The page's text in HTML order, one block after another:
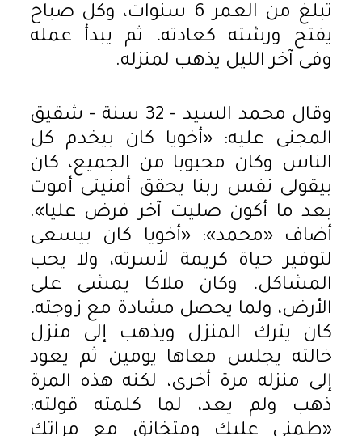
تبلغ من العمر 6 سنوات، وكل صباح
يفتح ورشته كعادته، ثم يبدأ عمله
وفى آخر الليل يذهب لمنزله.
وقال محمد السيد - 32 سنة - شقيق
المجنى عليه: «أخويا كان بيخدم كل
الناس وكان محبوبا من الجميع، كان
بيقولى نفس ربنا يحقق أمنيتى أموت
بعد ما أكون صليت آخر فرض عليا».
أضاف «محمد»: «أخويا كان بيسعى
لتوفير حياة كريمة لأسرته، ولا يحب
المشاكل، وكان ملاكا يمشى على
الأرض، ولما يحصل مشادة مع زوجته،
كان يترك المنزل ويذهب إلى منزل
خالته يجلس معاها يومين ثم يعود
إلى منزله مرة أخرى، لكنه هذه المرة
ذهب ولم يعد، لما كلمته قولته:
«طمنى عليك ومتخانق مع مراتك